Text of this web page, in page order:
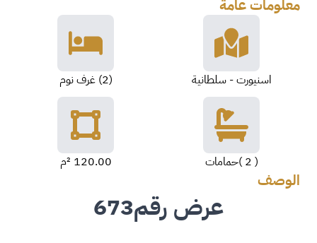
معلومات عامة
اسنيورت - سلطانية (2) غرف نوم
( 2 )حمامات 120.00 ²م
الوصف
عرض رقم673